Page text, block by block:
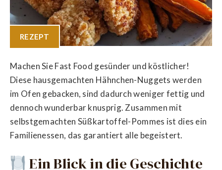
REZEPT
Machen Sie Fast Food gesünder und köstlicher!
Diese hausgemachten Hähnchen-Nuggets werden
im Ofen gebacken, sind dadurch weniger fettig und
dennoch wunderbar knusprig. Zusammen mit
selbstgemachten Süßkartoffel-Pommes ist dies ein
Familienessen, das garantiert alle begeistert.
Ein Blick in die Geschichte